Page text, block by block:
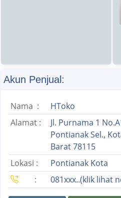
Akun Penjual:
Nama :
HToko
Alamat :
Jl. Purnama 1
Pontianak Sel.,
Barat 78115
Lokasi :
Pontianak Kota
:
081xxx..(klik lihat